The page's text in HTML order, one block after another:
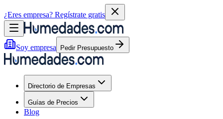
¿Eres empresa? Regístrate gratis
Soy empresa Pedir Presupuesto
Directorio de Empresas
Guías de Precios
Blog